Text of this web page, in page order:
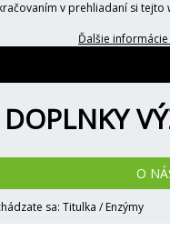
v prehliadaní si
Ďalšie
O
sa: Titulka /Enzýmy